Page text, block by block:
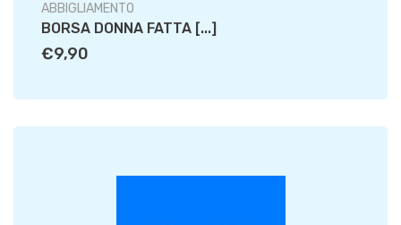
ABBIGLIAMENTO
BORSA DONNA FATTA [...]
€9,90